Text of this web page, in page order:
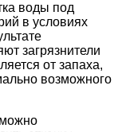
воды под
в условиях
загрязнители
от запаха,
возможного